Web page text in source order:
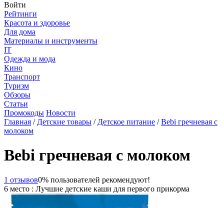
Войти
Рейтинги
Красота и здоровье
Для дома
Материалы и инструменты
IT
Одежда и мода
Кино
Транспорт
Туризм
Обзоры
Статьи
Промокоды Новости
Главная / Детские товары / Детское питание /Bebi гречневая с
молоком
Bebi гречневая с молоком
1 отзывов0% пользователей рекомендуют!
6 место : Лучшие детские каши для первого прикорма